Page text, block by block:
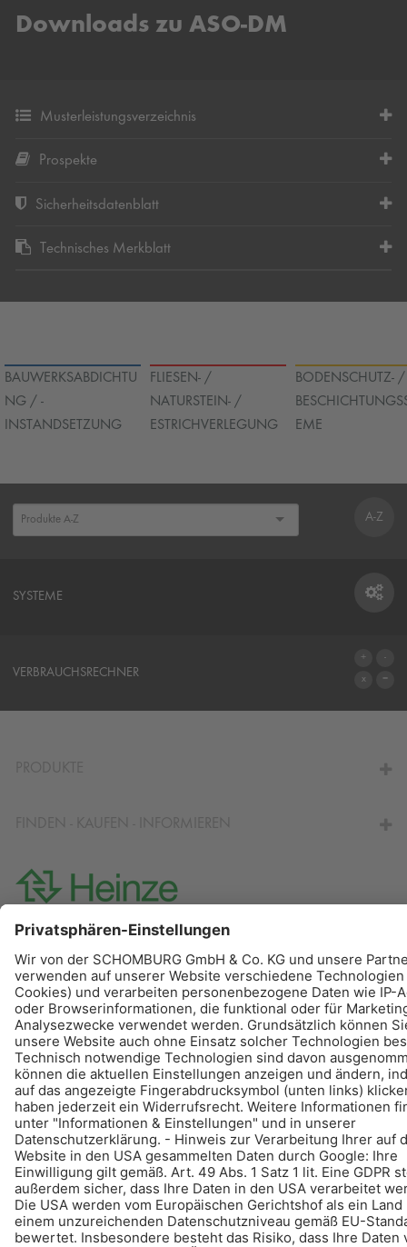
Downloads zu ASO-DM
Musterleistungsverzeichnis
Prospekte
Sicherheitsdatenblatt
Technisches Merkblatt
BAUWERKSABDICHTU
NG / -
INSTANDSETZUNG
FLIESEN- /
NATURSTEIN- /
ESTRICHVERLEGUNG
BODENSCHUTZ- /
EME
A-Z
SYSTEME
VERBRAUCHSRECHNER
© Schomburg. Impressum |Datenschutz| Datenschutzpflichtinformation
Gestaltung & Realisation +| LOUIS INTERNET